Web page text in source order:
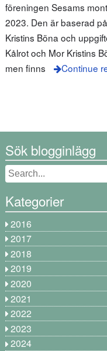
föreningen Sesams
2023. Den är baserad
Kristins Böna och
Kålrot och Mor Kristins
men finns
Continue
Sök blogginlägg
Kategorier
2016
2017
2018
2019
2020
2021
2022
2023
2024